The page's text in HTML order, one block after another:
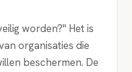
worden?" Het is
organisaties die
beschermen. De